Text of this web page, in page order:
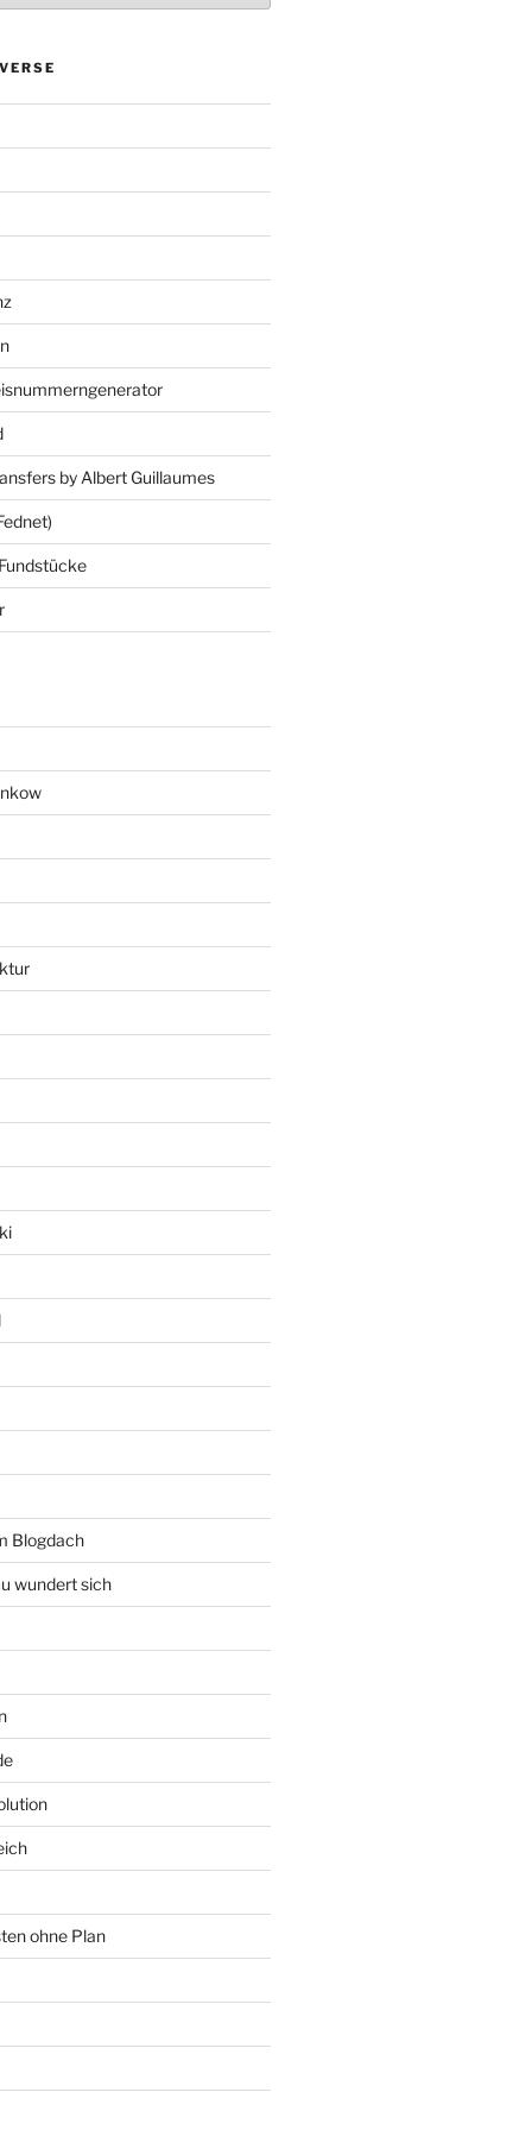
by Albert Guillaumes
Blogdach
wundert sich
ohne Plan